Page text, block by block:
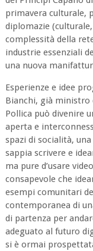
primavera culturale,
diplomazie
complessità della
industrie essenziali
una nuova
Esperienze e idee
Bianchi, già ministro
Pollica può divenire
aperta e
spazi di socialità,
sappia scrivere e
ma pure d’usare
consapevole che
esempi comunitari
contemporanea di
di partenza per
adeguato al futuro
si è ormai